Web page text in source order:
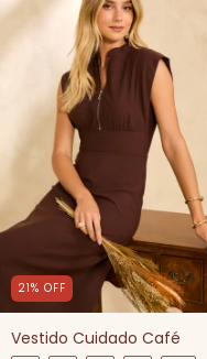
21% OFF
Vestido Cuidado Café